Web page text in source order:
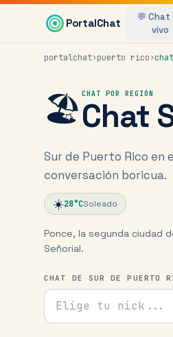
Saltar al contenido principal
PortalChat
💬 Chat
vivo
portalchat›puerto rico›chat
🏖️ CHAT POR REGIÓN
Chat
Sur de Puerto Rico en
conversación boricua.
☀️28°CSoleado
Ponce, la segunda ciudad
Señorial.
CHAT DE SUR DE PUERTO
Tu nick para el chat